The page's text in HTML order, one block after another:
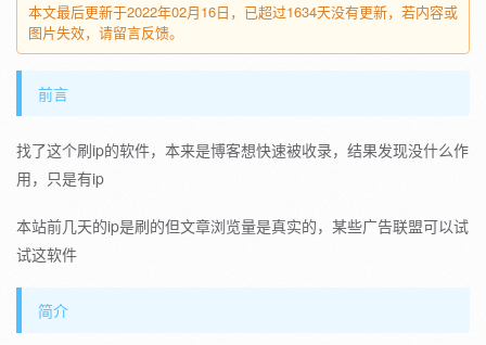
本文最后更新于2022年02月16日，已超过1634天没有更新，若内容或
图片失效，请留言反馈。
前言
找了这个刷ip的软件，本来是博客想快速被收录，结果发现没什么作
用，只是有ip
本站前几天的ip是刷的但文章浏览量是真实的，某些广告联盟可以试
试这软件
简介